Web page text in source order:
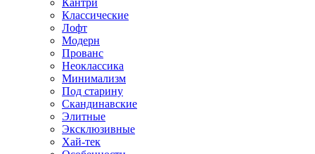
Кантри
Классические
Лофт
Модерн
Прованс
Неоклассика
Минимализм
Под старину
Скандинавские
Элитные
Эксклюзивные
Хай-тек